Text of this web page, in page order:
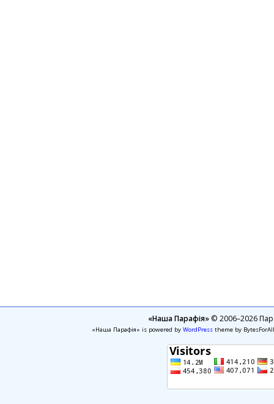
«Наша Парафія»© 2006–2026
«Наша Парафія» is powered by WordPresstheme by